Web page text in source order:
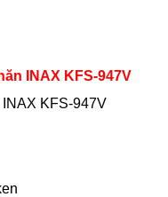
INAX KFS-947V
KFS-947V